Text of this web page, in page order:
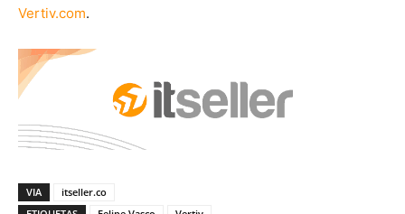
Vertiv.com.
VIA
itseller.co